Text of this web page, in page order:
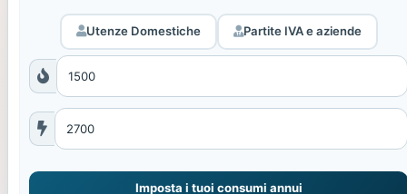
Utenze Domestiche Partite IVA e aziende
Imposta i tuoi consumi annui